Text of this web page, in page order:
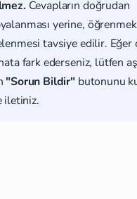
Cevapların doğrudan
yerine,
tavsiye edilir. Eğer
fark ederseniz, lütfen
"Sorun Bildir" butonunu
iletiniz.